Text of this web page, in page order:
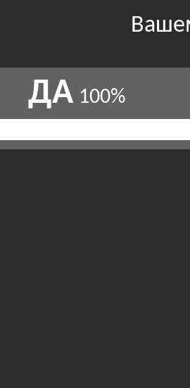
ДА 100%